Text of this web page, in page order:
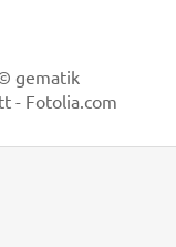
gematik
- Fotolia.com